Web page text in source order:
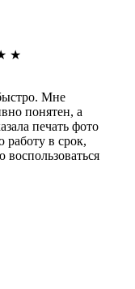
★
Мне
понятен, а
печать фото
работу в срок,
воспользоваться